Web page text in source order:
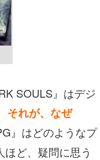
SOULS』はデジ
それが、なぜ
』はどのようなプ
ど、疑問に思う